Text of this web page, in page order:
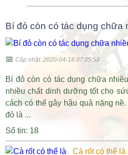
Bí đỏ còn có tác dụng chữa
📅Cập nhật: 2020-04-18 07:05:58
Bí đỏ còn có tác dụng chữa
nhiều chất dinh dưỡng tốt cho
cách có thể gây hậu quả nặng
đỏ là ...
Số tin: 18
Cà rốt có thể